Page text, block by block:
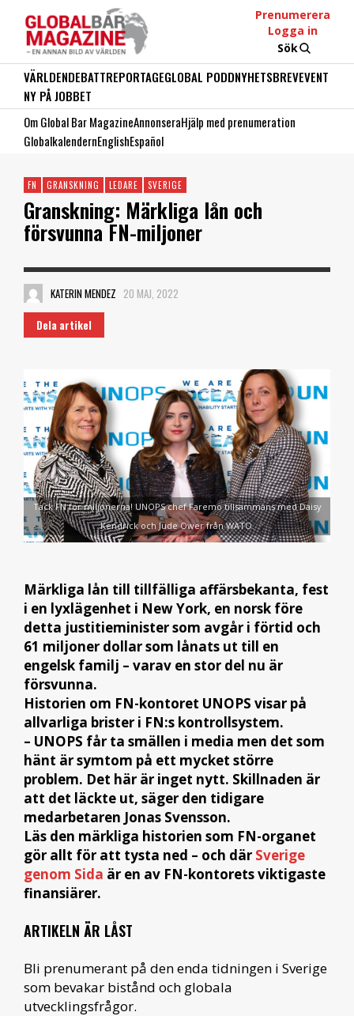
Prenumerera
Logga in
Sök
VÄRLDENDEBATTREPORTAGEGLOBAL PODDNYHETSBREVEVENT
NY PÅ JOBBET
Om Global Bar MagazineAnnonseraHjälp med prenumeration
GlobalkalendernEnglishEspañol
FN GRANSKNING LEDARE SVERIGE
Granskning: Märkliga lån och
försvunna FN-miljoner
KATERIN MENDEZ 20 MAJ, 2022
Dela artikel
Tack FN för miljonerna! UNOPS chef Faremo tillsammans med Daisy
Kendrick och Jude Ower från WATO.
Märkliga lån till tillfälliga affärsbekanta, fest
i en lyxlägenhet i New York, en norsk före
detta justitieminister som avgår i förtid och
61 miljoner dollar som lånats ut till en
engelsk familj – varav en stor del nu är
försvunna.
Historien om FN-kontoret UNOPS visar på
allvarliga brister i FN:s kontrollsystem.
– UNOPS får ta smällen i media men det som
hänt är symtom på ett mycket större
problem. Det här är inget nytt. Skillnaden är
att det läckte ut, säger den tidigare
medarbetaren Jonas Svensson.
Läs den märkliga historien som FN-organet
gör allt för att tysta ned – och där Sverige
genom Sida är en av FN-kontorets viktigaste
finansiärer.
ARTIKELN ÄR LÅST
Bli prenumerant på den enda tidningen i Sverige
som bevakar bistånd och globala
utvecklingsfrågor.